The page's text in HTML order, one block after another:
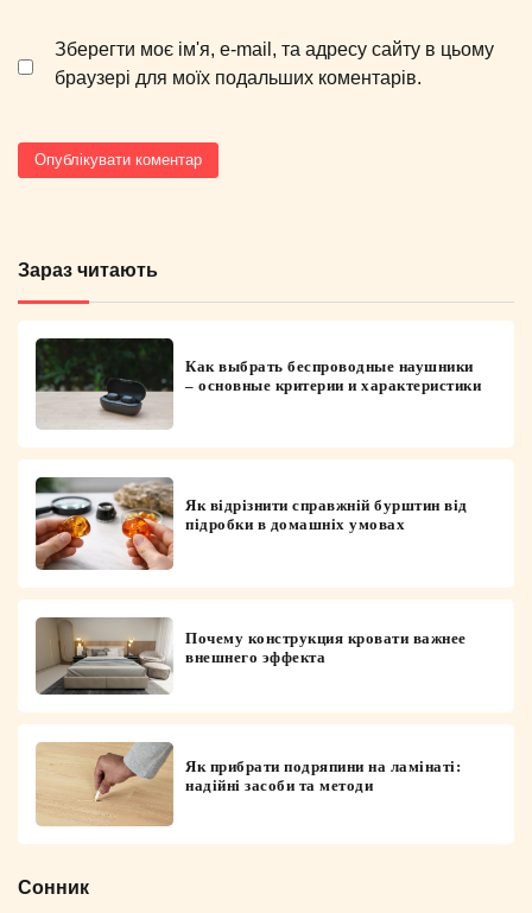
Зберегти моє ім'я, e-mail, та адресу сайту в цьому
браузері для моїх подальших коментарів.
Зараз читають
Как выбрать беспроводные наушники
– основные критерии и характеристики
Як відрізнити справжній бурштин від
підробки в домашніх умовах
Почему конструкция кровати важнее
внешнего эффекта
Як прибрати подряпини на ламінаті:
надійні засоби та методи
Сонник